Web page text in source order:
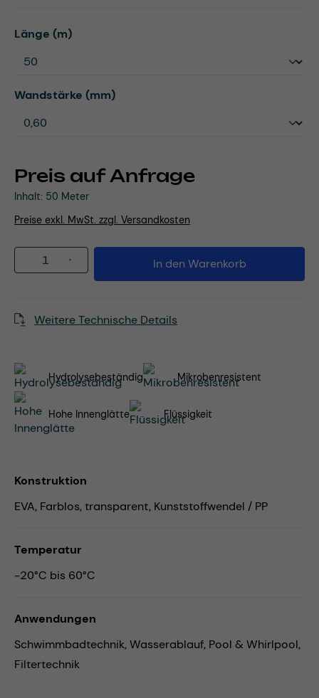
Preis auf Anfrage
Inhalt: 50 Meter
Preise exkl. MwSt. zzgl. Versandkosten
Länge (m)auswählen
Wandstärke (mm)auswählen
Produkt Anzahl: Gib den gewünschten
In den Warenkorb
Weitere Technische Details
Hydrolysebeständig Mikrobenresistent
Hohe Innenglätte Flüssigkeit
Konstruktion
EVA, Farblos, transparent, Kunststoffwendel / PP
Temperatur
-20°C bis 60°C
Anwendungen
Schwimmbadtechnik,Wasserablauf, Pool & Whirlpool,
Filtertechnik